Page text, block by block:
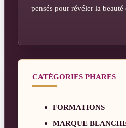
pensés pour révéler la
CATÉGORIES PHARES
FORMATIONS
MARQUE